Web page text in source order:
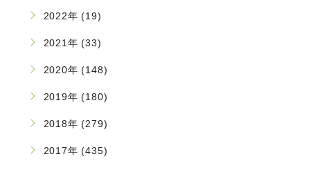
2022年 (19)
2021年 (33)
2020年 (148)
2019年 (180)
2018年 (279)
2017年 (435)